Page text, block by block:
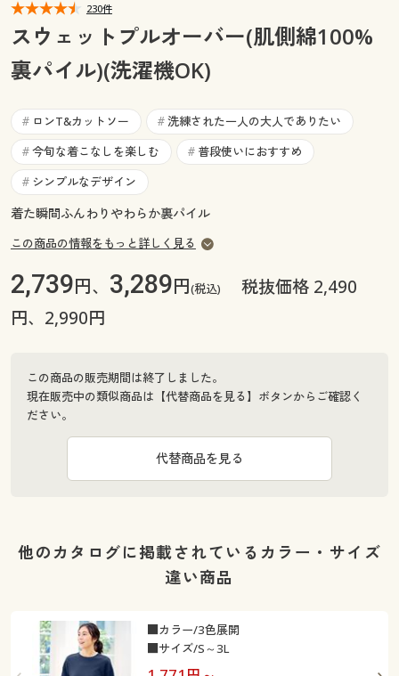
マイページ
閲覧履歴
お気に入り
サポート
ご利用ガイド
閲覧履歴
お気に入り
サポート
ご利用ガイド
よくある質問とお問い合わせ
230件
スウェットプルオーバー(肌側綿100%
裏パイル)(洗濯機OK)
# ロンT&カットソー # 洗練された一人の大人でありたい
# 今旬な着こなしを楽しむ # 普段使いにおすすめ
# シンプルなデザイン
着た瞬間ふんわりやわらか裏パイル
この商品の情報をもっと詳しく見る
2,739円、 3,289円(税込)
税抜価格 2,490
円、2,990円
この商品の販売期間は終了しました。
現在販売中の類似商品は【代替商品を見る】ボタンからご確認く
ださい。
代替商品を見る
他のカタログに掲載されているカラー・サイズ
違い商品
■カラー/3色展開
■サイズ/S～3L